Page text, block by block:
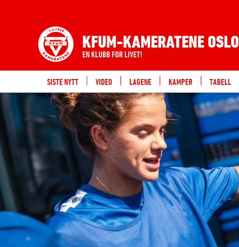
KFUM-KAMERATENE OSLO
EN KLUBB FOR LIVET!
SISTE NYTT VIDEO LAGENE KAMPER TABELL